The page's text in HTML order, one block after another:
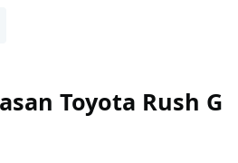
Toyota Rush G